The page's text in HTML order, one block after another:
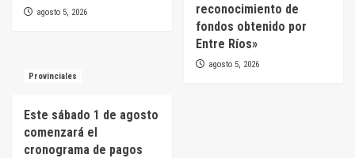
agosto 5, 2026
reconocimiento de
fondos obtenido por
Entre Ríos»
agosto 5, 2026
Provinciales
Este sábado 1 de agosto
comenzará el
cronograma de pagos